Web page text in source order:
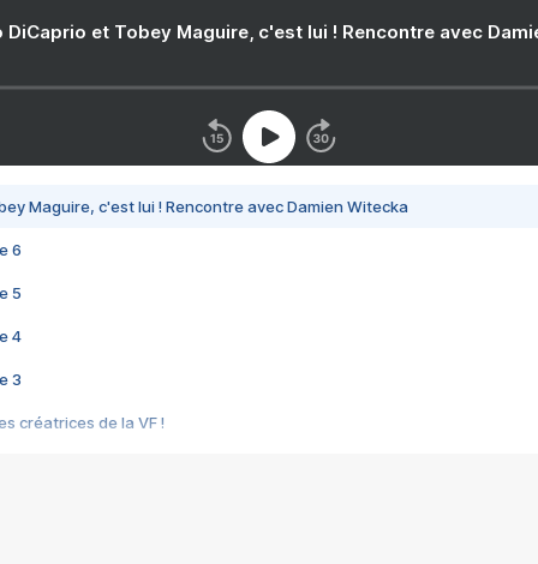
DiCaprio et Tobey Maguire, c'est lui ! Rencontre avec
Maguire, c'est lui ! Rencontre avec Damien Witecka
6
5
4
3
créatrices de la VF !